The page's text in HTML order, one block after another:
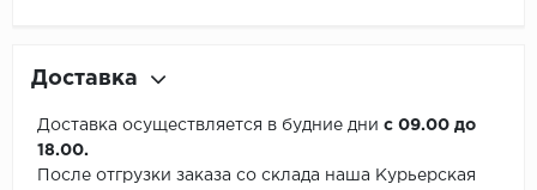
Доставка
Доставка осуществляется в будние дни с 09.00 до
18.00.
После отгрузки заказа со склада наша Курьерская